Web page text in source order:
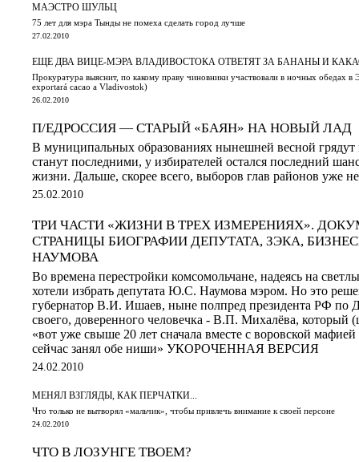
МАЭСТРО ШУЛЬЦ
75 лет для мэра Тынды не помеха сделать город лучше
27.02.2010
ЕЩЕ ДВА ВИЦЕ-МЭРА ВЛАДИВОСТОКА ОТВЕТЯТ ЗА БАНАНЫ И
Прокуратура выяснит, по какому праву чиновники участвовали в ночных обедах в
exportará cacao a Vladivostok)
26.02.2010
П/ЕДРОССИЯ — СТАРЫЙ «БАЯН» НА НОВЫЙ ЛАД
В муниципальных образованиях нынешней весной
станут последними, у избирателей остался последний
жизни. Дальше, скорее всего, выборов глав районов уже не
25.02.2010
ТРИ ЧАСТИ «ЖИЗНИ В ТРЕХ ИЗМЕРЕНИЯХ».
СТРАНИЦЫ БИОГРАФИИ ДЕПУТАТА, ЗЭКА,
НАУМОВА
Во времена перестройки комсомольчане, надеясь на
хотели избрать депутата Ю.С. Наумова мэром. Но это
губернатор В.И. Ишаев, ныне полпред президента РФ по
своего, доверенного человечка - В.П. Михалёва, который
«вот уже свыше 20 лет сначала вместе с воровской
сейчас занял обе ниши» УКОРОЧЕННАЯ ВЕРСИЯ
24.02.2010
МЕНЯЛ ВЗГЛЯДЫ, КАК ПЕРЧАТКИ...
Что только не вытворял «мальчик», чтобы привлечь внимание к своей персоне
24.02.2010
ЧТО В ЛОЗУНГЕ ТВОЕМ?